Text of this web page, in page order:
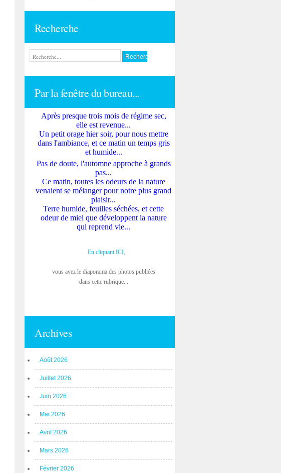
Recherche
Par la fenêtre du bureau...
Après presque trois mois de régime sec,
elle est revenue...
Un petit orage hier soir, pour nous mettre
dans l'ambiance, et ce matin un temps gris
et humide...
Pas de doute, l'automne approche à grands
pas...
Ce matin, toutes les odeurs de la nature
venaient se mélanger pour notre plus grand
plaisir...
Terre humide, feuilles séchées, et cette
odeur de miel que développent la nature
qui reprend vie...
En cliquant ICI,
vous avez le diaporama des photos publiées
dans cette rubrique...
Archives
Août 2026
Juillet 2026
Juin 2026
Mai 2026
Avril 2026
Mars 2026
Février 2026